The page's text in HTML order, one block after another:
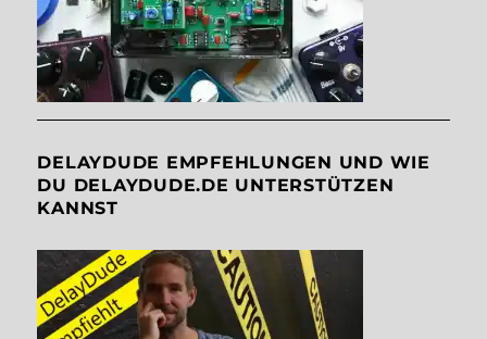
DELAYDUDE EMPFEHLUNGEN UND WIE
DU DELAYDUDE.DE UNTERSTÜTZEN
KANNST